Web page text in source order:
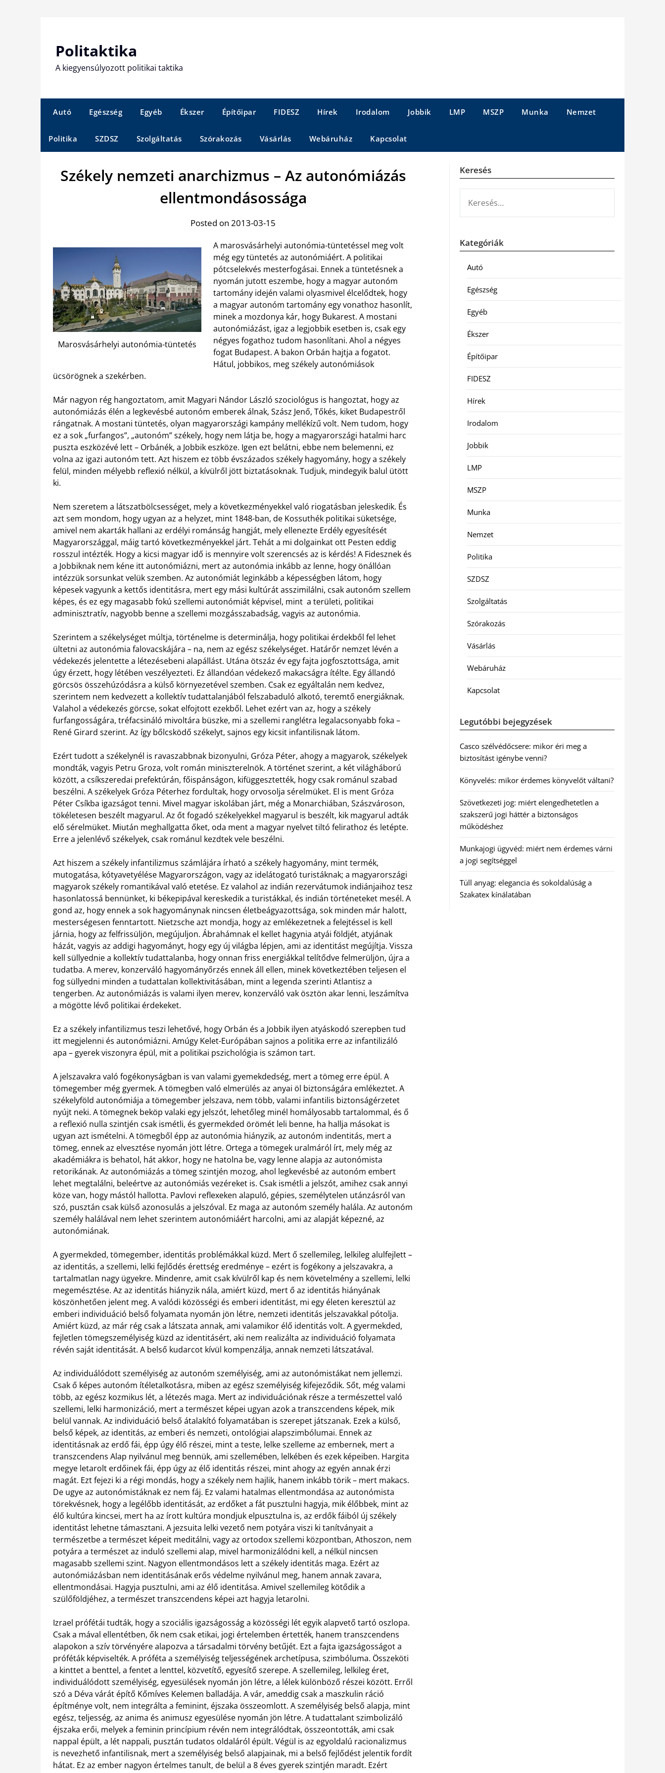
Politaktika
A kiegyensúlyozott politikai taktika
Autó Egészség Egyéb Ékszer Építőipar FIDESZ Hírek Irodalom Jobbik LMP MSZP Munka Nemzet
Politika SZDSZ Szolgáltatás Szórakozás Vásárlás Webáruház Kapcsolat
Székely nemzeti anarchizmus – Az autonómiázás
ellentmondásossága
Posted on 2013-03-15
Marosvásárhelyi autonómia-tüntetés
A marosvásárhelyi autonómia-tüntetéssel meg volt
még egy tüntetés az autonómiáért. A politikai
pótcselekvés mesterfogásai. Ennek a tüntetésnek a
nyomán jutott eszembe, hogy a magyar autonóm
tartomány idején valami olyasmivel élcelődtek, hogy
a magyar autonóm tartomány egy vonathoz hasonlít,
minek a mozdonya kár, hogy Bukarest. A mostani
autonómiázást, igaz a legjobbik esetben is, csak egy
négyes fogathoz tudom hasonlítani. Ahol a négyes
fogat Budapest. A bakon Orbán hajtja a fogatot.
Hátul, jobbikos, meg székely autonómiások
ücsörögnek a szekérben.
Már nagyon rég hangoztatom, amit Magyari Nándor László szociológus is hangoztat, hogy az
autonómiázás élén a legkevésbé autonóm emberek álnak, Szász Jenő, Tőkés, kiket Budapestről
rángatnak. A mostani tüntetés, olyan magyarországi kampány mellékízű volt. Nem tudom, hogy
ez a sok „furfangos”, „autonóm” székely, hogy nem látja be, hogy a magyarországi hatalmi harc
puszta eszközévé lett – Orbánék, a Jobbik eszköze. Igen ezt belátni, ebbe nem belemenni, ez
volna az igazi autonóm tett. Azt hiszem ez több évszázados székely hagyomány, hogy a székely
felül, minden mélyebb reflexió nélkül, a kívülről jött biztatásoknak. Tudjuk, mindegyik balul ütött
ki.
Nem szeretem a látszatbölcsességet, mely a következményekkel való riogatásban jeleskedik. És
azt sem mondom, hogy ugyan az a helyzet, mint 1848-ban, de Kossuthék politikai süketsége,
amivel nem akarták hallani az erdélyi románság hangját, mely ellenezte Erdély egyesítését
Magyarországgal, máig tartó következményekkel járt. Tehát a mi dolgainkat ott Pesten eddig
rosszul intézték. Hogy a kicsi magyar idő is mennyire volt szerencsés az is kérdés! A Fidesznek és
a Jobbiknak nem kéne itt autonómiázni, mert az autonómia inkább az lenne, hogy önállóan
intézzük sorsunkat velük szemben. Az autonómiát leginkább a képességben látom, hogy
képesek vagyunk a kettős identitásra, mert egy mási kultúrát asszimilálni, csak autonóm szellem
képes, és ez egy magasabb fokú szellemi autonómiát képvisel, mint a területi, politikai
adminisztratív, nagyobb benne a szellemi mozgásszabadság, vagyis az autonómia.
Szerintem a székelységet múltja, történelme is determinálja, hogy politikai érdekből fel lehet
ültetni az autonómia falovacskájára – na, nem az egész székelységet. Határőr nemzet lévén a
védekezés jelentette a létezésebeni alapállást. Utána ötszáz év egy fajta jogfosztottsága, amit
úgy érzett, hogy létében veszélyezteti. Ez állandóan védekező makacságra ítélte. Egy állandó
görcsös összehúzódásra a külső környezetével szemben. Csak ez egyáltalán nem kedvez,
szerintem nem kedvezett a kollektív tudattalanjából felszabaduló alkotó, teremtő energiáknak.
Valahol a védekezés görcse, sokat elfojtott ezekből. Lehet ezért van az, hogy a székely
furfangosságára, tréfacsináló mivoltára büszke, mi a szellemi ranglétra legalacsonyabb foka –
René Girard szerint. Az így bőlcsködő székelyt, sajnos egy kicsit infantilisnak látom.
Ezért tudott a székelynél is ravaszabbnak bizonyulni, Gróza Péter, ahogy a magyarok, székelyek
mondták, vagyis Petru Groza, volt román miniszterelnök. A történet szerint, a két világháború
között, a csíkszeredai prefektúrán, főispánságon, kifüggesztették, hogy csak románul szabad
beszélni. A székelyek Gróza Péterhez fordultak, hogy orvosolja sérelmüket. El is ment Gróza
Péter Csíkba igazságot tenni. Mivel magyar iskolában járt, még a Monarchiában, Szászvároson,
tökéletesen beszélt magyarul. Az őt fogadó székelyekkel magyarul is beszélt, kik magyarul adták
elő sérelmüket. Miután meghallgatta őket, oda ment a magyar nyelvet tiltó felirathoz és letépte.
Erre a jelenlévő székelyek, csak románul kezdtek vele beszélni.
Azt hiszem a székely infantilizmus számlájára írható a székely hagyomány, mint termék,
mutogatása, kótyavetyélése Magyarországon, vagy az idelátogató turistáknak; a magyarországi
magyarok székely romantikával való etetése. Ez valahol az indián rezervátumok indiánjaihoz tesz
hasonlatossá bennünket, ki békepipával kereskedik a turistákkal, és indián történeteket mesél. A
gond az, hogy ennek a sok hagyománynak nincsen életbeágyazottsága, sok minden már halott,
mesterségesen fenntartott. Nietzsche azt mondja, hogy az emlékezetnek a felejtéssel is kell
járnia, hogy az felfrissüljön, megújuljon. Ábrahámnak el kellet hagynia atyái földjét, atyjának
házát, vagyis az addigi hagyományt, hogy egy új világba lépjen, ami az identitást megújítja. Vissza
kell süllyednie a kollektív tudattalanba, hogy onnan friss energiákkal telítődve felmerüljön, újra a
tudatba. A merev, konzerváló hagyományőrzés ennek áll ellen, minek következtében teljesen el
fog süllyedni minden a tudattalan kollektivitásában, mint a legenda szerinti Atlantisz a
tengerben. Az autonómiázás is valami ilyen merev, konzerváló vak ösztön akar lenni, leszámítva
a mögötte lévő politikai érdekeket.
Ez a székely infantilizmus teszi lehetővé, hogy Orbán és a Jobbik ilyen atyáskodó szerepben tud
itt megjelenni és autonómiázni. Amúgy Kelet-Európában sajnos a politika erre az infantilizáló
apa – gyerek viszonyra épül, mit a politikai pszichológia is számon tart.
A jelszavakra való fogékonyságban is van valami gyemekdedség, mert a tömeg erre épül. A
tömegember még gyermek. A tömegben való elmerülés az anyai öl biztonságára emlékeztet. A
székelyföld autonómiája a tömegember jelszava, nem több, valami infantilis biztonságérzetet
nyújt neki. A tömegnek beköp valaki egy jelszót, lehetőleg minél homályosabb tartalommal, és ő
a reflexió nulla szintjén csak ismétli, és gyermekded örömét leli benne, ha hallja másokat is
ugyan azt ismételni. A tömegből épp az autonómia hiányzik, az autonóm indentitás, mert a
tömeg, ennek az elvesztése nyomán jött létre. Ortega a tömegek uralmáról írt, mely még az
akadémiákra is behatol, hát akkor, hogy ne hatolna be, vagy lenne alapja az autonómista
retorikának. Az autonómiázás a tömeg szintjén mozog, ahol legkevésbé az autonóm embert
lehet megtalálni, beleértve az autonómiás vezéreket is. Csak ismétli a jelszót, amihez csak annyi
köze van, hogy mástól hallotta. Pavlovi reflexeken alapuló, gépies, személytelen utánzásról van
szó, pusztán csak külső azonosulás a jelszóval. Ez maga az autonóm személy halála. Az autonóm
személy halálával nem lehet szerintem autonómiáért harcolni, ami az alapját képezné, az
autonómiának.
A gyermekded, tömegember, identitás problémákkal küzd. Mert ő szellemileg, lelkileg alulfejlett –
az identitás, a szellemi, lelki fejlődés érettség eredménye – ezért is fogékony a jelszavakra, a
tartalmatlan nagy ügyekre. Mindenre, amit csak kívülről kap és nem követelmény a szellemi, lelki
megemésztése. Az az identitás hiányzik nála, amiért küzd, mert ő az identitás hiányának
köszönhetően jelent meg. A valódi közösségi és emberi identitást, mi egy életen keresztül az
emberi individuáció belső folyamata nyomán jön létre, nemzeti identitás jelszavakkal pótolja.
Amiért küzd, az már rég csak a látszata annak, ami valamikor élő identitás volt. A gyermekded,
fejletlen tömegszemélyiség küzd az identitásért, aki nem realizálta az individuáció folyamata
révén saját identitását. A belső kudarcot kívül kompenzálja, annak nemzeti látszatával.
Az individuálódott személyiség az autonóm személyiség, ami az autonómistákat nem jellemzi.
Csak ő képes autonóm ítéletalkotásra, miben az egész személyiség kifejeződik. Sőt, még valami
több, az egész kozmikus lét, a létezés maga. Mert az individuációnak része a természettel való
szellemi, lelki harmonizáció, mert a természet képei ugyan azok a transzcendens képek, mik
belül vannak. Az individuáció belső átalakító folyamatában is szerepet játszanak. Ezek a külső,
belső képek, az identitás, az emberi és nemzeti, ontológiai alapszimbólumai. Ennek az
identitásnak az erdő fái, épp úgy élő részei, mint a teste, lelke szelleme az embernek, mert a
transzcendens Alap nyilvánul meg bennük, ami szellemében, lelkében és ezek képeiben. Hargita
megye letarolt erdőinek fái, épp úgy az élő identitás részei, mint ahogy az egyén annak érzi
magát. Ezt fejezi ki a régi mondás, hogy a székely nem hajlik, hanem inkább törik – mert makacs.
De ugye az autonómistáknak ez nem fáj. Ez valami hatalmas ellentmondása az autonómista
törekvésnek, hogy a legélőbb identitását, az erdőket a fát pusztulni hagyja, mik élőbbek, mint az
élő kultúra kincsei, mert ha az írott kultúra mondjuk elpusztulna is, az erdők fáiból új székely
identitást lehetne támasztani. A jezsuita lelki vezető nem potyára viszi ki tanítványait a
természetbe a természet képeit meditálni, vagy az ortodox szellemi központban, Athoszon, nem
potyára a természet az induló szellemi alap, mivel harmonizálódni kell, a nélkül nincsen
magasabb szellemi szint. Nagyon ellentmondásos lett a székely identitás maga. Ezért az
autonómiázásban nem identitásának erős védelme nyilvánul meg, hanem annak zavara,
ellentmondásai. Hagyja pusztulni, ami az élő identitása. Amivel szellemileg kötődik a
szülőföldjéhez, a természet transzcendens képei azt hagyja letarolni.
Izrael prófétái tudták, hogy a szociális igazságosság a közösségi lét egyik alapvető tartó oszlopa.
Csak a mával ellentétben, ők nem csak etikai, jogi értelemben értették, hanem transzcendens
alapokon a szív törvényére alapozva a társadalmi törvény betűjét. Ezt a fajta igazságosságot a
próféták képviselték. A próféta a személyiség teljességének archetípusa, szimbóluma. Összeköti
a kinttet a benttel, a fentet a lenttel, közvetítő, egyesítő szerepe. A szellemileg, lelkileg éret,
individuálódott személyiség, egyesülések nyomán jön létre, a lélek különböző részei között. Erről
szó a Déva várát építő Kőmíves Kelemen balladája. A vár, ameddig csak a maszkulin ráció
építménye volt, nem integrálta a feminint, éjszaka összeomlott. A személyiség belső alapja, mint
egész, teljesség, az anima és animusz egyesülése nyomán jön létre. A tudattalant szimbolizáló
éjszaka erői, melyek a feminin princípium révén nem integrálódtak, összeontották, ami csak
nappal épült, a lét nappali, pusztán tudatos oldaláról épült. Végül is az egyoldalú racionalizmus
is nevezhető infantilisnak, mert a személyiség belső alapjainak, mi a belső fejlődést jelentik fordít
hátat. Ez az ember nagyon értelmes tanult, de belül a 8 éves gyerek szintjén maradt. Ezért
Keresés
Kategóriák
Autó
Egészség
Egyéb
Ékszer
Építőipar
FIDESZ
Hírek
Irodalom
Jobbik
LMP
MSZP
Munka
Nemzet
Politika
SZDSZ
Szolgáltatás
Szórakozás
Vásárlás
Webáruház
Kapcsolat
Legutóbbi bejegyzések
Casco szélvédőcsere: mikor éri meg a
biztosítást igénybe venni?
Könyvelés: mikor érdemes könyvelőt váltani?
Szövetkezeti jog: miért elengedhetetlen a
szakszerű jogi háttér a biztonságos
működéshez
Munkajogi ügyvéd: miért nem érdemes várni
a jogi segítséggel
Tüll anyag: elegancia és sokoldalúság a
Szakatex kínálatában